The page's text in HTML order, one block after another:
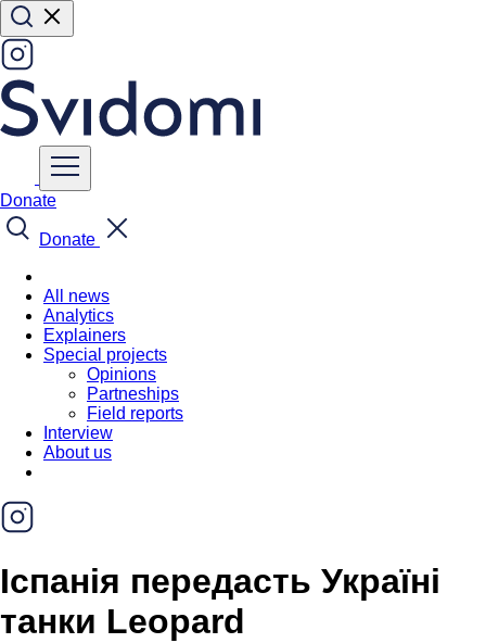
Donate
Donate
All news
Analytics
Explainers
Special projects
Opinions
Partneships
Field reports
Interview
About us
Іспанія передасть Україні
танки Leopard